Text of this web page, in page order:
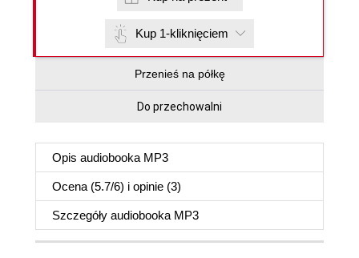
Kup 1-kliknięciem
Przenieś na półkę
Do przechowalni
Opis audiobooka MP3
Ocena (5.7/6) i opinie (3)
Szczegóły audiobooka MP3